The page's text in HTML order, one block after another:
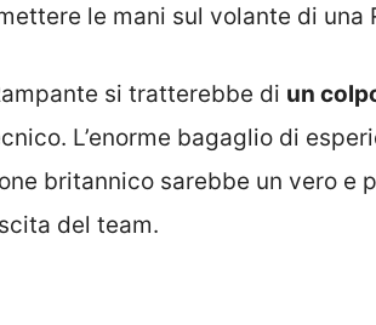
le mani sul volante di una
si tratterebbe di un
L’enorme bagaglio di
britannico sarebbe un vero e
del team.